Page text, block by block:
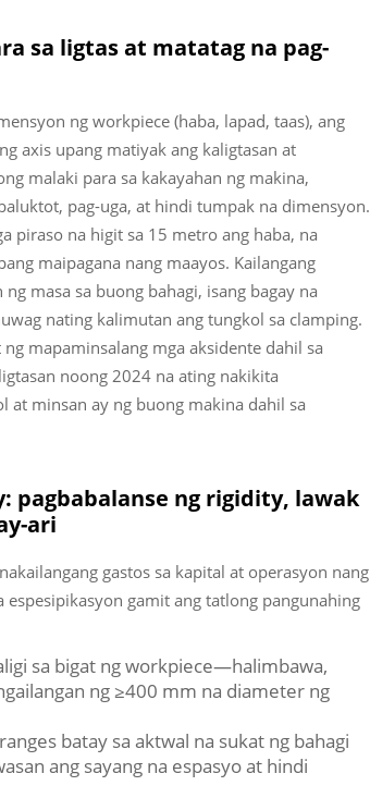
sa ligtas at matatag na pag-
ng workpiece (haba, lapad, taas), ang
axis upang matiyak ang kaligtasan at
malaki para sa kakayahan ng makina,
pag-uga, at hindi tumpak na dimensyon.
piraso na higit sa 15 metro ang haba, na
maipagana nang maayos. Kailangang
masa sa buong bahagi, isang bagay na
nating kalimutan ang tungkol sa clamping.
mapaminsalang mga aksidente dahil sa
noong 2024 na ating nakikita
at minsan ay ng buong makina dahil sa
pagbabalanse ng rigidity, lawak
ari
gastos sa kapital at operasyon nang
gamit ang tatlong pangunahing
sa bigat ng workpiece—halimbawa,
ng ≥400 mm na diameter ng
batay sa aktwal na sukat ng bahagi
ang sayang na espasyo at hindi